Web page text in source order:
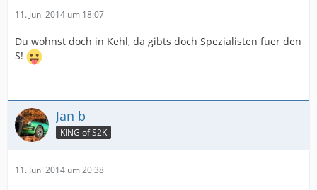
11. Juni 2014 um 18:07
Du wohnst doch in Kehl, da gibts doch Spezialisten fuer den
S!
Jan b
KING of S2K
11. Juni 2014 um 20:38